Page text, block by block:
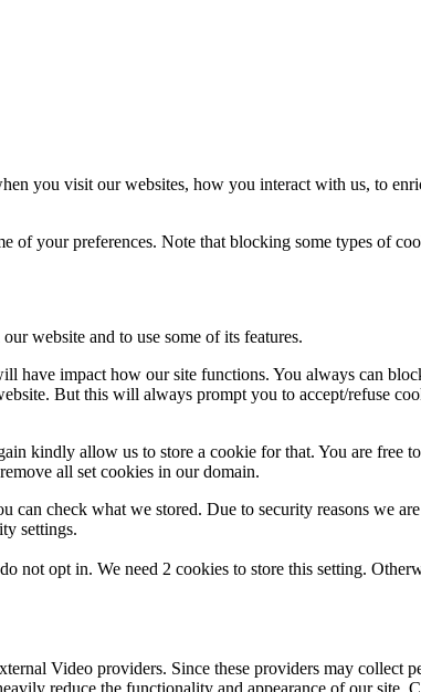
you visit our websites, how you interact with us, to
of your preferences. Note that blocking some types of
website and to use some of its features.
have impact how our site functions. You always can
But this will always prompt you to accept/refuse
kindly allow us to store a cookie for that. You are free
all set cookies in our domain.
check what we stored. Due to security reasons we
settings.
not opt in. We need 2 cookies to store this setting.
Video providers. Since these providers may collect
reduce the functionality and appearance of our site.